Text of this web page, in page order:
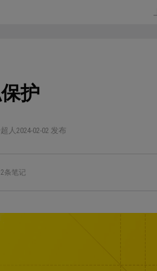
护
人2024-02-02 发布
2条笔记